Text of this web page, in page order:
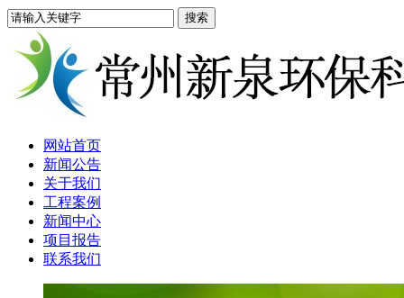
网站首页
新闻公告
关于我们
工程案例
新闻中心
项目报告
联系我们